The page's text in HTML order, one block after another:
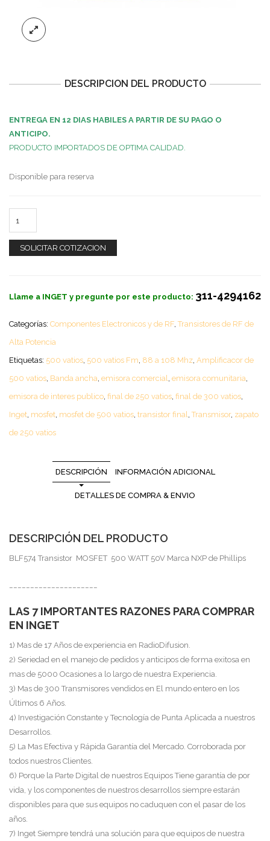
DESCRIPCION DEL PRODUCTO
ENTREGA EN 12 DIAS HABILES A PARTIR DE SU PAGO O
ANTICIPO.
PRODUCTO IMPORTADOS DE OPTIMA CALIDAD.
Disponible para reserva
SOLICITAR COTIZACION
Llame a INGET y pregunte por este producto: 311-4294162
Categorías: Componentes Electronicos y de RF,Transistores de RF de
Alta Potencia
Etiquetas: 500 vatios, 500 vatios Fm, 88 a 108 Mhz, Amplificacor de
500 vatios, Banda ancha, emisora comercial, emisora comunitaria,
emisora de interes publico, final de 250 vatios, final de 300 vatios,
Inget, mosfet, mosfet de 500 vatios, transistor final,Transmisor, zapato
de 250 vatios
DESCRIPCIÓN INFORMACIÓN ADICIONAL
DETALLES DE COMPRA & ENVIO
DESCRIPCIÓN DEL PRODUCTO
BLF574 Transistor MOSFET 500 WATT 50V Marca NXP de Phillips
LAS 7 IMPORTANTES RAZONES PARA COMPRAR
EN INGET
1) Mas de 17 Años de experiencia en RadioDifusion.
2) Seriedad en el manejo de pedidos y anticipos de forma exitosa en
mas de 5000 Ocasiones a lo largo de nuestra Experiencia.
3) Mas de 300 Transmisores vendidos en El mundo entero en los
Últimos 6 Años.
4) Investigación Constante y Tecnología de Punta Aplicada a nuestros
Desarrollos.
5) La Mas Efectiva y Rápida Garantía del Mercado. Corroborada por
todos nuestros Clientes.
6) Porque la Parte Digital de nuestros Equipos Tiene garantía de por
vida, y los componentes de nuestros desarrollos siempre estarán
disponibles para que sus equipos no caduquen con el pasar de los
años.
7) Inget Siempre tendrá una solución para que equipos de nuestra